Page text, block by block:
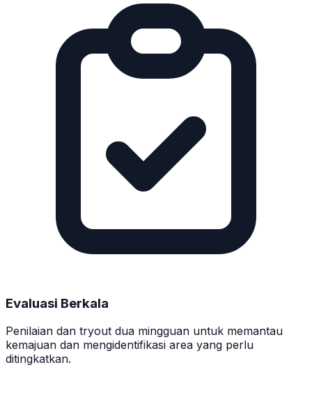
Evaluasi Berkala
Penilaian dan tryout dua mingguan untuk memantau
kemajuan dan mengidentifikasi area yang perlu
ditingkatkan.